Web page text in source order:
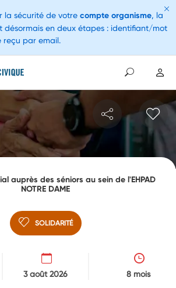
auprès des séniors au sein de l'EHPAD
NOTRE DAME
SOLIDARITÉ
3 août 2026 8 mois
la sécurité de votre compte organisme, la
désormais en deux étapes : identifiant/mot
reçu par email.